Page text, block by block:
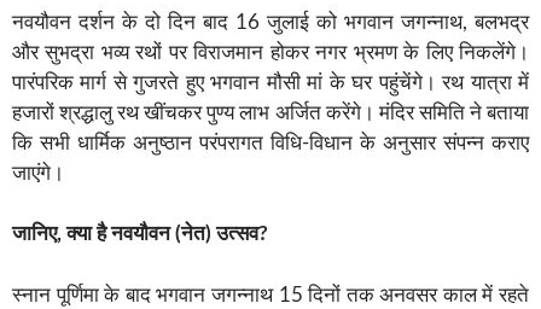
नवयौवन दर्शन के दो दिन बाद 16 जुलाई को भगवान जगन्नाथ, बलभद्र
और सुभद्रा भव्य रथों पर विराजमान होकर नगर भ्रमण के लिए निकलेंगे।
पारंपरिक मार्ग से गुजरते हुए भगवान मौसी मां के घर पहुंचेंगे। रथ यात्रा में
हजारों श्रद्धालु रथ खींचकर पुण्य लाभ अर्जित करेंगे। मंदिर समिति ने बताया
कि सभी धार्मिक अनुष्ठान परंपरागत विधि-विधान के अनुसार संपन्न कराए
जाएंगे।
जानिए, क्या है नवयौवन (नेत) उत्सव?
स्नान पूर्णिमा के बाद भगवान जगन्नाथ 15 दिनों तक अनवसर काल में रहते